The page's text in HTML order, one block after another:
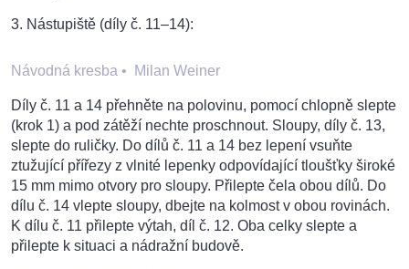
3. Nástupiště (díly č. 11–14):
Návodná kresba • Milan Weiner
Díly č. 11 a 14 přehněte na polovinu, pomocí chlopně slepte
(krok 1) a pod zátěží nechte proschnout. Sloupy, díly č. 13,
slepte do ruličky. Do dílů č. 11 a 14 bez lepení vsuňte
ztužující přířezy z vlnité lepenky odpovídající tloušťky široké
15 mm mimo otvory pro sloupy. Přilepte čela obou dílů. Do
dílu č. 14 vlepte sloupy, dbejte na kolmost v obou rovinách.
K dílu č. 11 přilepte výtah, díl č. 12. Oba celky slepte a
přilepte k situaci a nádražní budově.